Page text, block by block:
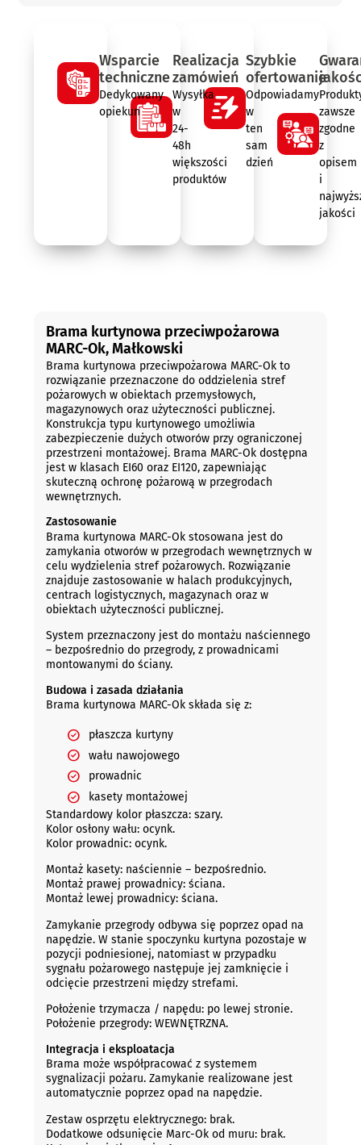
Wsparcie
techniczne
Dedykowany
opiekun
Realizacja
zamówień
Wysyłka
w
24-
48h
większości
produktów
Szybkie
ofertowanie
Odpowiadamy
w
ten
sam
dzień
zawsze
zgodne
z
opisem
i
jakości
Brama kurtynowa przeciwpożarowa
MARC-Ok, Małkowski
Brama kurtynowa przeciwpożarowa MARC-Ok to
rozwiązanie przeznaczone do oddzielenia stref
pożarowych w obiektach przemysłowych,
magazynowych oraz użyteczności publicznej.
Konstrukcja typu kurtynowego umożliwia
zabezpieczenie dużych otworów przy ograniczonej
przestrzeni montażowej. Brama MARC-Ok dostępna
jest w klasach EI60 oraz EI120, zapewniając
skuteczną ochronę pożarową w przegrodach
wewnętrznych.
Zastosowanie
Brama kurtynowa MARC-Ok stosowana jest do
zamykania otworów w przegrodach wewnętrznych w
celu wydzielenia stref pożarowych. Rozwiązanie
znajduje zastosowanie w halach produkcyjnych,
centrach logistycznych, magazynach oraz w
obiektach użyteczności publicznej.
System przeznaczony jest do montażu naściennego
– bezpośrednio do przegrody, z prowadnicami
montowanymi do ściany.
Budowa i zasada działania
Brama kurtynowa MARC-Ok składa się z:
płaszcza kurtyny
wału nawojowego
prowadnic
kasety montażowej
Standardowy kolor płaszcza: szary.
Kolor osłony wału: ocynk.
Kolor prowadnic: ocynk.
Montaż kasety: naściennie – bezpośrednio.
Montaż prawej prowadnicy: ściana.
Montaż lewej prowadnicy: ściana.
Zamykanie przegrody odbywa się poprzez opad na
napędzie. W stanie spoczynku kurtyna pozostaje w
pozycji podniesionej, natomiast w przypadku
sygnału pożarowego następuje jej zamknięcie i
odcięcie przestrzeni między strefami.
Położenie trzymacza / napędu: po lewej stronie.
Położenie przegrody: WEWNĘTRZNA.
Integracja i eksploatacja
Brama może współpracować z systemem
sygnalizacji pożaru. Zamykanie realizowane jest
automatycznie poprzez opad na napędzie.
Zestaw osprzętu elektrycznego: brak.
Dodatkowe odsunięcie Marc-Ok od muru: brak.